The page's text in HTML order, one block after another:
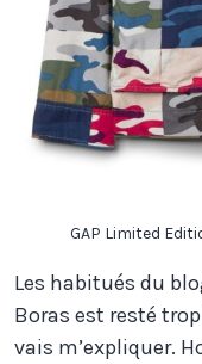
GAP Limited
Les habitués du
Boras est resté
vais m’expliquer.